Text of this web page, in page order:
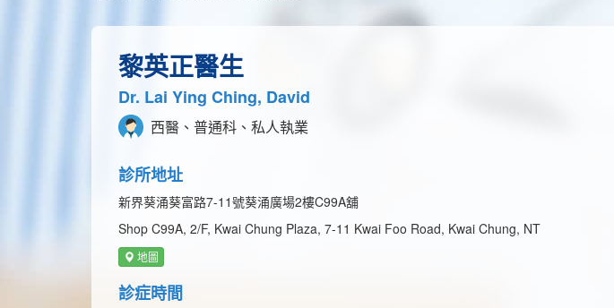
黎英正醫生
Dr. Lai Ying Ching, David
西醫、普通科、私人執業
診所地址
新界葵涌葵富路7-11號葵涌廣場2樓C99A舖
Shop C99A, 2/F, Kwai Chung Plaza, 7-11 Kwai Foo Road, Kwai Chung, NT
地圖
診症時間